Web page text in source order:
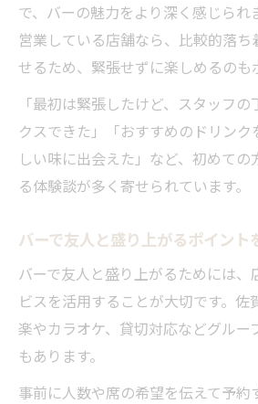
で、バーの魅力をより深く感じられ
営業している店舗なら、比較的落
せるため、緊張せずに楽しめるのも
「最初は緊張したけど、スタッフ
クスできた」「おすすめのドリンク
しい味に出会えた」など、初めての
る体験談が多く寄せられています。
バーで友人と盛り上がるポイント
バーで友人と盛り上がるためには、
ビスを活用することが大切です。佐
楽やカラオケ、貸切対応などグルー
もあります。
事前に人数や席の希望を伝えて予約